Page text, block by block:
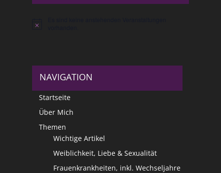
Hinweis
NAVIGATION
Startseite
Über Mich
Themen
Wichtige Artikel
Weiblichkeit, Liebe & Sexualität
Frauenkrankheiten, inkl. Wechseljahre